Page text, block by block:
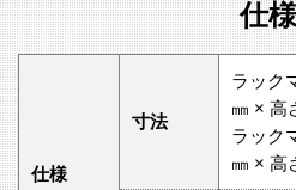
仕様
仕様
寸法
ラック
㎜ × 高
ラック
㎜ × 高